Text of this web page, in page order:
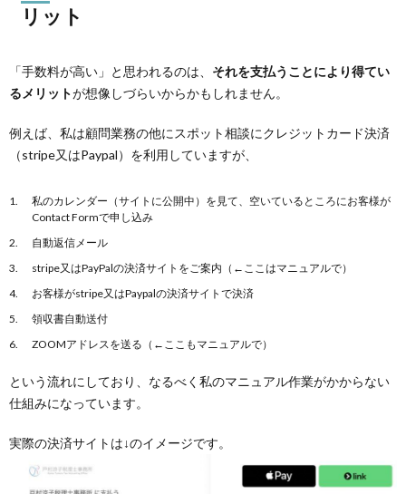
リット
「手数料が高い」と思われるのは、 それを支払うことにより得てい
るメリットが想像しづらいからかもしれません。
例えば、私は顧問業務の他にスポット相談にクレジットカード決済
（stripe又はPaypal）を利用していますが、
私のカレンダー（サイトに公開中）を見て、空いているところにお客様が
Contact Formで申し込み
自動返信メール
stripe又はPayPalの決済サイトをご案内（←ここはマニュアルで）
お客様がstripe又はPaypalの決済サイトで決済
領収書自動送付
ZOOMアドレスを送る（←ここもマニュアルで）
という流れにしており、なるべく私のマニュアル作業がかからない
仕組みになっています。
実際の決済サイトは↓のイメージです。